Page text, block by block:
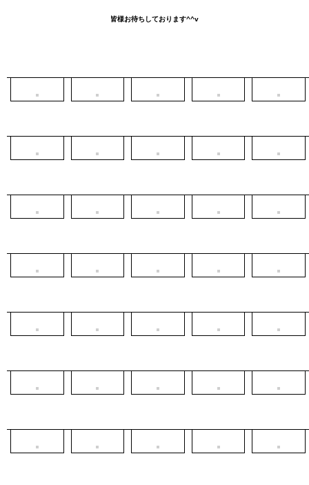
皆様お待ちしております^^v